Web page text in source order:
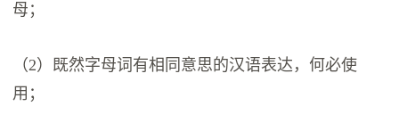
母；
（2）既然字母词有相同意思的汉语表达，何必使
用；